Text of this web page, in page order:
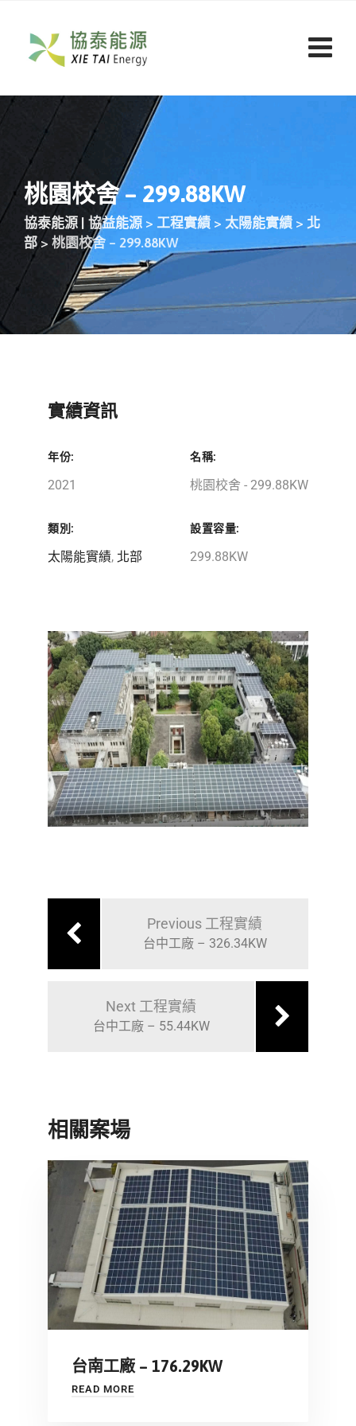
桃園校舍 – 299.88KW
協泰能源 | 協益能源 > 工程實績 > 太陽能實績 > 北
部 > 桃園校舍 – 299.88KW
實績資訊
年份:
2021
名稱:
桃園校舍 - 299.88KW
類別:
太陽能實績, 北部
設置容量:
299.88KW
Previous 工程實績
台中工廠 – 326.34KW
Next 工程實績
台中工廠 – 55.44KW
相關案場
台南工廠 – 176.29KW
READ MORE